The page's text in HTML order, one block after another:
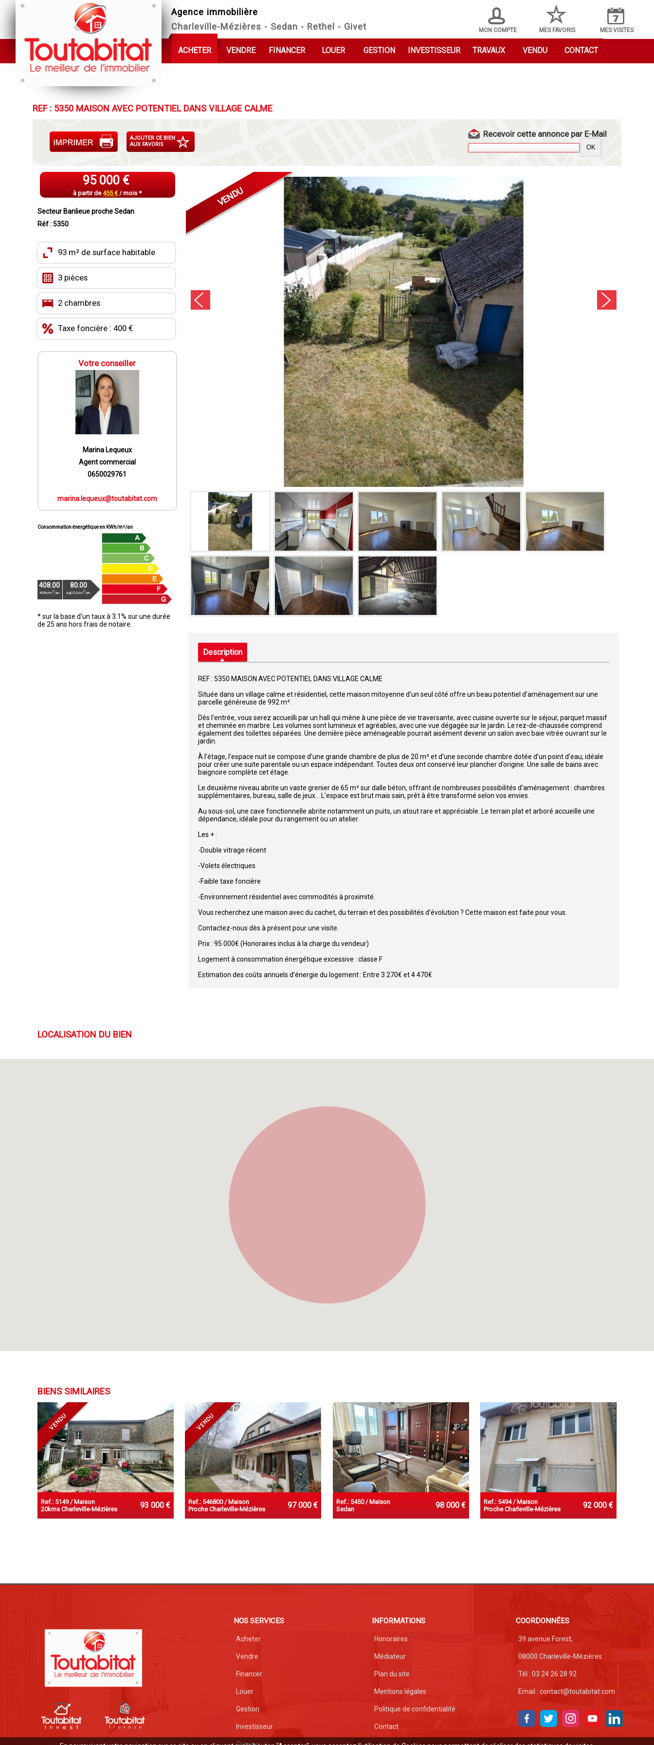
Agence immobilière
Charleville-Mézières - Sedan - Rethel - Givet
ACHETER VENDRE FINANCER LOUER GESTION INVESTISSEUR TRAVAUX VENDU CONTACT
MES VISITES
MES FAVORIS
MON COMPTE
REF : 5350 MAISON AVEC POTENTIEL DANS VILLAGE CALME
Recevoir cette annonce par E-Mail
AJOUTER CE BIEN
AUX FAVORIS
95 000 €
à partir de455 €/ mois *
Secteur Banlieue proche Sedan
Réf : 5350
93 m² de surface habitable
3 pièces
2 chambres
Taxe foncière : 400 €
Votre conseiller
Marina Lequeux
Agent commercial
0650029761
marina.lequeux@toutabitat.com
Consommation énergétique en KWh/m²/an
408.00
KWh/m2/an
80.00
kgCO2/m2/an
* sur la base d'un taux à 3.1% sur une durée
de 25 ans hors frais de notaire.
VENDU
Description
REF : 5350 MAISON AVEC POTENTIEL DANS VILLAGE CALME
Située dans un village calme et résidentiel, cette maison mitoyenne d’un seul côté offre un beau potentiel d’aménagement sur une
parcelle généreuse de 992 m².
Dès l’entrée, vous serez accueilli par un hall qui mène à une pièce de vie traversante, avec cuisine ouverte sur le séjour, parquet massif
et cheminée en marbre. Les volumes sont lumineux et agréables, avec une vue dégagée sur le jardin. Le rez-de-chaussée comprend
également des toilettes séparées. Une dernière pièce aménageable pourrait aisément devenir un salon avec baie vitrée ouvrant sur le
jardin.
À l’étage, l’espace nuit se compose d’une grande chambre de plus de 20 m² et d’une seconde chambre dotée d’un point d’eau, idéale
pour créer une suite parentale ou un espace indépendant. Toutes deux ont conservé leur plancher d’origine. Une salle de bains avec
baignoire complète cet étage.
Le deuxième niveau abrite un vaste grenier de 65 m² sur dalle béton, offrant de nombreuses possibilités d’aménagement : chambres
supplémentaires, bureau, salle de jeux… L’espace est brut mais sain, prêt à être transformé selon vos envies.
Au sous-sol, une cave fonctionnelle abrite notamment un puits, un atout rare et appréciable. Le terrain plat et arboré accueille une
dépendance, idéale pour du rangement ou un atelier.
Les + :
-Double vitrage récent
-Volets électriques
-Faible taxe foncière
-Environnement résidentiel avec commodités à proximité.
Vous recherchez une maison avec du cachet, du terrain et des possibilités d’évolution ? Cette maison est faite pour vous.
Contactez-nous dès à présent pour une visite.
Prix : 95 000€ (Honoraires inclus à la charge du vendeur)
Logement à consommation énergétique excessive : classe F
Estimation des coûts annuels d’énergie du logement : Entre 3 270€ et 4 470€
LOCALISATION DU BIEN
BIENS SIMILAIRES
VENDU
Ref.: 5149 / Maison
20kms Charleville-Mézières
93 000 €
VENDU
Ref.: 546800 / Maison
Proche Charleville-Mézières
97 000 €
Ref.: 5450 / Maison
Sedan
98 000 €
Ref.: 5494 / Maison
Proche Charleville-Mézières
92 000 €
NOS SERVICES
Acheter
Vendre
Financer
Louer
Gestion
Investisseur
INFORMATIONS
Honoraires
Médiateur
Plan du site
Mentions légales
Politique de confidentialité
Contact
COORDONNÉES
39 avenue Forest,
08000 Charleville-Mézières
Tél : 03 24 26 28 92
Email : contact@toutabitat.com